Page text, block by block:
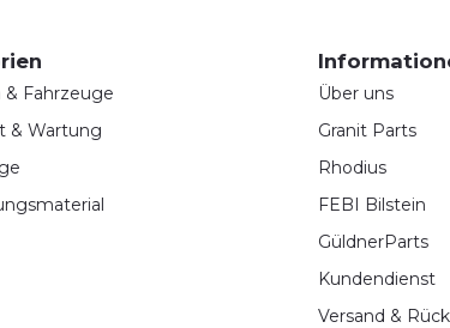
& Fahrzeuge
& Wartung
Über uns
Granit Parts
Rhodius
FEBI Bilstein
GüldnerParts
Kundendienst
Versand &